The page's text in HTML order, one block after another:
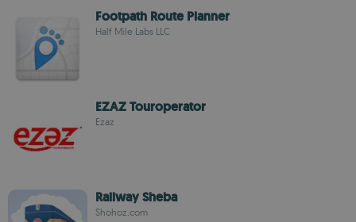
Footpath Route Planner
Half Mile Labs LLC
EZAZ Touroperator
Ezaz
Railway Sheba
Shohoz.com